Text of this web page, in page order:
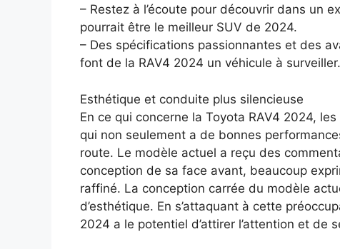
– Restez à l’écoute pour découvrir dans un
pourrait être le meilleur SUV de 2024.
– Des spécifications passionnantes et des
font de la RAV4 2024 un véhicule à surveiller.
Esthétique et conduite plus silencieuse
En ce qui concerne la Toyota RAV4 2024,
qui non seulement a de bonnes
route. Le modèle actuel a reçu des
conception de sa face avant, beaucoup
raffiné. La conception carrée du modèle
d’esthétique. En s’attaquant à cette
2024 a le potentiel d’attirer l’attention et de